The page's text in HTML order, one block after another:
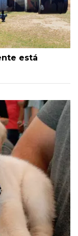
está